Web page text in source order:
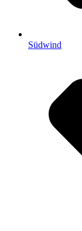
Südwind